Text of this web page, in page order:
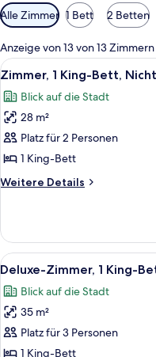
Verfügbare
Filter
für
Zimmer
Alle Zimmer 1 Bett 2 Betten
Anzeige von 13 von 13 Zimmern
Alle
Fotos
für
Zimmer,
1 King-
Bett,
Nichtraucher,
Stadtblick
anzeigen
5
Zimmer, 1 King-Bett,
Blick auf die Stadt
28 m²
Platz für 2 Personen
1 King-Bett
Weitere Details
Weitere
1 King-
Bett,
Nichtraucher,
(Fairmont)
Alle
Fotos
für
Deluxe-
Zimmer,
1 King-
5
Deluxe-Zimmer, 1 King-
Blick auf die Stadt
35 m²
Platz für 3 Personen
1 King-Bett